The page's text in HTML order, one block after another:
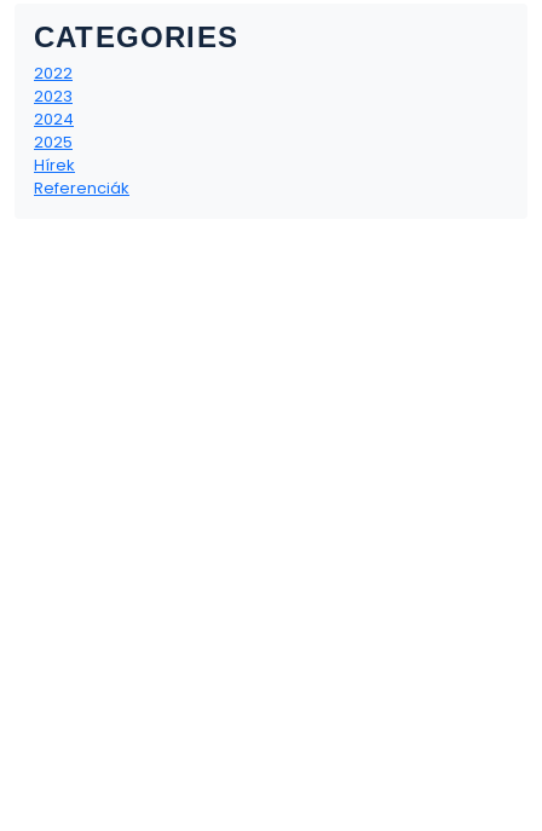
CATEGORIES
2022
2023
2024
2025
Hírek
Referenciák